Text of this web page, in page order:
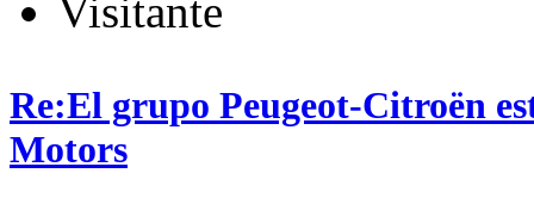
Visitante
Re:El grupo Peugeot-Citroën
Motors